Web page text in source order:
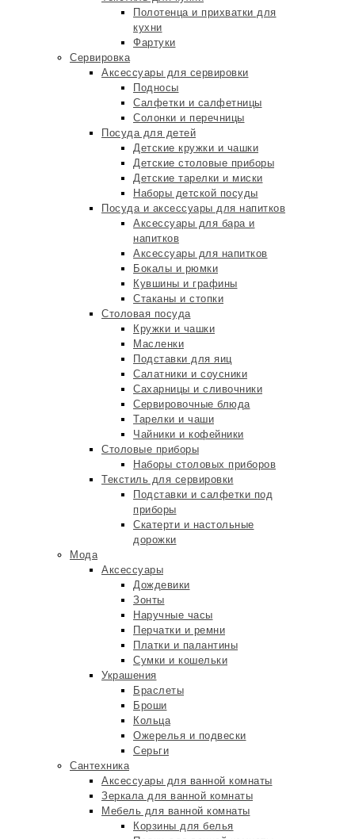
Полотенца и прихватки для
кухни
Фартуки
Сервировка
Аксессуары для сервировки
Подносы
Салфетки и салфетницы
Солонки и перечницы
Посуда для детей
Детские кружки и чашки
Детские столовые приборы
Детские тарелки и миски
Наборы детской посуды
Посуда и аксессуары для напитков
Аксессуары для бара и
напитков
Аксессуары для напитков
Бокалы и рюмки
Кувшины и графины
Стаканы и стопки
Столовая посуда
Кружки и чашки
Масленки
Подставки для яиц
Салатники и соусники
Сахарницы и сливочники
Сервировочные блюда
Тарелки и чаши
Чайники и кофейники
Столовые приборы
Наборы столовых приборов
Текстиль для сервировки
Подставки и салфетки под
приборы
Скатерти и настольные
дорожки
Мода
Аксессуары
Дождевики
Зонты
Наручные часы
Перчатки и ремни
Платки и палантины
Сумки и кошельки
Украшения
Браслеты
Броши
Кольца
Ожерелья и подвески
Серьги
Сантехника
Аксессуары для ванной комнаты
Зеркала для ванной комнаты
Мебель для ванной комнаты
Корзины для белья